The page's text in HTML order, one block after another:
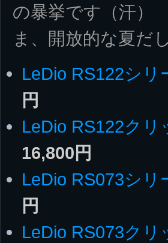
の暴挙です（汗）
ま、開放的な夏だ
LeDio RS122シリ
円
LeDio RS122クリ
16,800円
LeDio RS073シリ
円
LeDio RS073クリ